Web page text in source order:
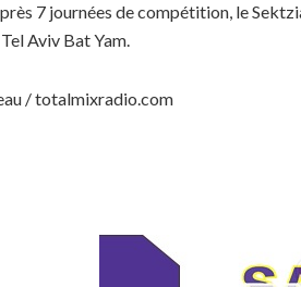
7 journées de compétition, le
Aviv Bat Yam.
/ totalmixradio.com